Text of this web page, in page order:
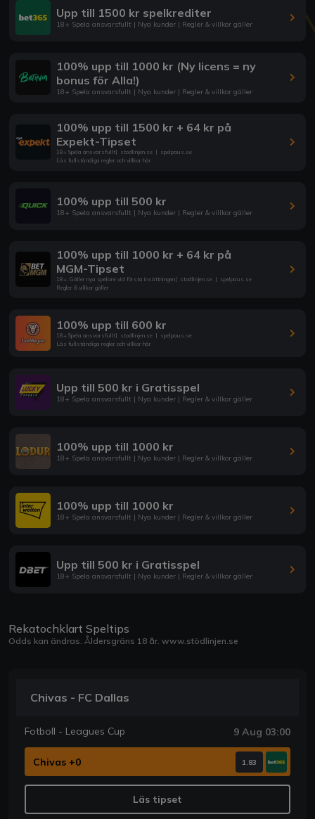
Upp till 1500 kr spelkrediter
18+ Spela ansvarsfullt | Nya kunder | Regler & villkor gäller
100% upp till 1000 kr (Ny licens = ny
bonus för Alla!)
18+ Spela ansvarsfullt | Nya kunder | Regler & villkor gäller
100% upp till 1500 kr + 64 kr på
Expekt-Tipset
18+ Spela ansvarsfullt| stodlinjen.se | spelpaus.se
Läs fullständiga regler och villkor här
100% upp till 500 kr
18+ Spela ansvarsfullt | Nya kunder | Regler & villkor gäller
100% upp till 1000 kr + 64 kr på
MGM-Tipset
18+. Gäller nya spelare vid första insättningen| stodlinjen.se | spelpaus.se
Regler & villkor gäller
100% upp till 600 kr
18+ Spela ansvarsfullt| stodlinjen.se | spelpaus.se
Läs fullständiga regler och villkor här
Upp till 500 kr i Gratisspel
18+ Spela ansvarsfullt | Nya kunder | Regler & villkor gäller
100% upp till 1000 kr
18+ Spela ansvarsfullt | Nya kunder | Regler & villkor gäller
100% upp till 1000 kr
18+ Spela ansvarsfullt | Nya kunder | Regler & villkor gäller
Upp till 500 kr i Gratisspel
18+ Spela ansvarsfullt | Nya kunder | Regler & villkor gäller
Rekatochklart Speltips
Odds kan ändras. Åldersgräns 18 år. www.stödlinjen.se
Chivas - FC Dallas
Fotboll - Leagues Cup 9 Aug 03:00
Chivas +0 1.83
Läs tipset